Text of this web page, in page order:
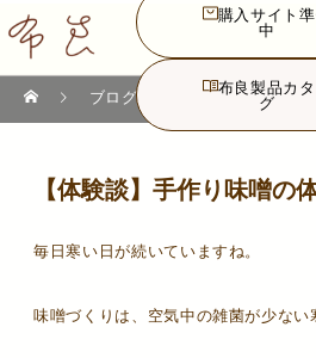
購入サイト
中
布良製品カ
グ
ブログ
ブログ 体験談 【体
【体験談】手作り味噌の
毎日寒い日が続いていますね。
味噌づくりは、空気中の雑菌が少ない